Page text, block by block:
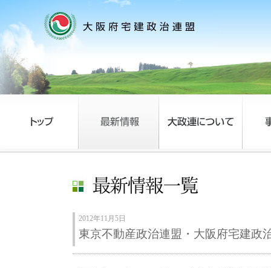
2012年11月5日
東京不動産政治連盟・大阪府宅建政